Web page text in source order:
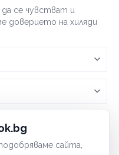
сайта,
се чувстват и
доверието на хиляди